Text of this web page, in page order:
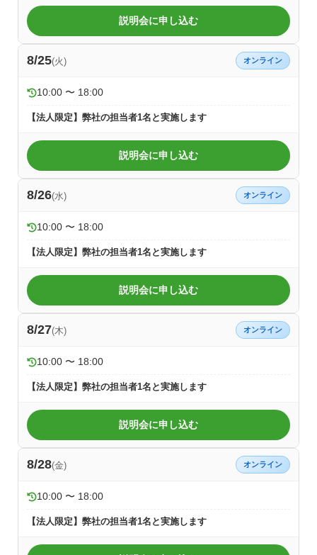
説明会に申し込む
8/25(火) オンライン
10:00 〜 18:00
【法人限定】弊社の担当者1名と実施します
説明会に申し込む
8/26(水) オンライン
10:00 〜 18:00
【法人限定】弊社の担当者1名と実施します
説明会に申し込む
8/27(木) オンライン
10:00 〜 18:00
【法人限定】弊社の担当者1名と実施します
説明会に申し込む
8/28(金) オンライン
10:00 〜 18:00
【法人限定】弊社の担当者1名と実施します